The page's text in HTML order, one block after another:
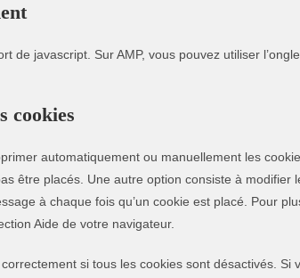
de javascript. Sur AMP, vous pouvez utiliser
cookies
automatiquement ou manuellement les
être placés. Une autre option consiste à modifier
à chaque fois qu’un cookie est placé. Pour
Aide de votre navigateur.
si tous les cookies sont désactivés. Si